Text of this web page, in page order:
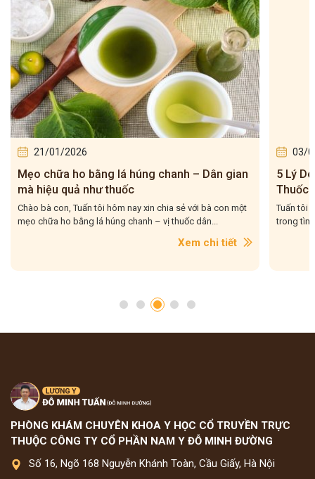
21/01/2026
Mẹo chữa ho bằng lá húng chanh – Dân gian
mà hiệu quả như thuốc
Chào bà con, Tuấn tôi hôm nay xin chia sẻ với bà con một
mẹo chữa ho bằng lá húng chanh – vị thuốc dân...
Xem chi tiết
03/
5 Lý
Thuốc
Tuấn
Tuấn tôi
trong
PHÒNG KHÁM CHUYÊN KHOA Y HỌC CỔ TRUYỀN TRỰC
THUỘC CÔNG TY CỔ PHẦN NAM Y ĐỖ MINH ĐƯỜNG
Số 16, Ngõ 168 Nguyễn Khánh Toàn, Cầu Giấy, Hà Nội